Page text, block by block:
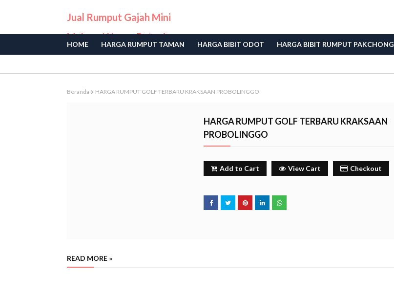
Jual Rumput Gajah Mini
Malang | Harga Petani
Langsung
HOME HARGA RUMPUT TAMAN HARGA BIBIT ODOT HARGA BIBIT RUMPUT PAKCHONG
Beranda HARGA RUMPUT GOLF TERBARU KRAKSAAN PROBOLINGGO
HARGA RUMPUT GOLF TERBARU KRAKSAAN
PROBOLINGGO
Add to Cart View Cart Checkout
READ MORE »